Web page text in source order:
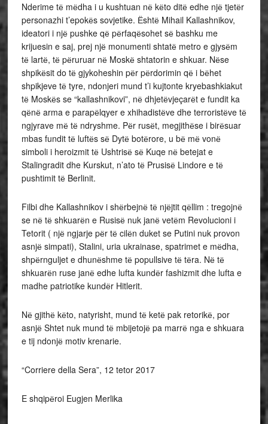
Nderime tё mёdha i u kushtuan nё kёto ditё edhe njё tjetёr
personazhi t’epokёs sovjetike. Ёshtё Mihail Kallashnikov,
ideatori i njё pushke qё pёrfaqёsohet sё bashku me
krijuesin e saj, prej njё monumenti shtatё metro e gjysёm
tё lartё, tё pёruruar nё Moskё shtatorin e shkuar. Nёse
shpikёsit do tё gjykoheshin pёr pёrdorimin qё i bёhet
shpikjeve tё tyre, ndonjeri mund t’i kujtonte kryebashkiakut
tё Moskёs se “kallashnikovi”, nё dhjetёvjeçarёt e fundit ka
qёnё arma e parapёlqyer e xhihadistёve dhe terroristёve tё
ngjyrave mё tё ndryshme. Pёr rusёt, megjithёse i birёsuar
mbas fundit tё luftёs sё Dytё botёrore, u bё mё vonё
simboli i heroizmit tё Ushtrisё sё Kuqe nё betejat e
Stalingradit dhe Kurskut, n’ato tё Prusisё Lindore e tё
pushtimit tё Berlinit.
Filbi dhe Kallashnikov i shёrbejnё tё njёjtit qёllim : tregojnё
se nё tё shkuarёn e Rusisё nuk janё vetёm Revolucioni i
Tetorit ( njё ngjarje pёr tё cilёn duket se Putini nuk provon
asnjё simpati), Stalini, uria ukrainase, spatrimet e mёdha,
shpёrnguljet e dhunёshme tё popullsive tё tёra. Nё tё
shkuarёn ruse janё edhe lufta kundёr fashizmit dhe lufta e
madhe patriotike kundёr Hitlerit.
Nё gjithё kёto, natyrisht, mund tё ketё pak retorikё, por
asnjё Shtet nuk mund tё mbijetojё pa marrё nga e shkuara
e tij ndonjё motiv krenarie.
“Corriere della Sera”, 12 tetor 2017
E shqipёroi Eugjen Merlika